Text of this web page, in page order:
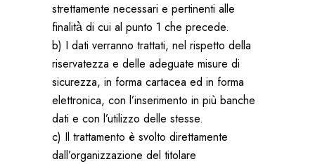
strettamente necessari e pertinenti alle
finalità̀ di cui al punto 1 che precede.
b) I dati verranno trattati, nel rispetto della
riservatezza e delle adeguate misure di
sicurezza, in forma cartacea ed in forma
elettronica, con l’inserimento in più banche
dati e con l’utilizzo delle stesse.
c) Il trattamento è svolto direttamente
dall’organizzazione del titolare